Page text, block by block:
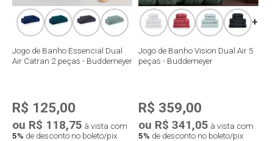
Jogo de Banho Essencial Dual
Air Catran 2 peças - Buddemeyer
R$ 125,00
ou R$ 118,75 à vista com
5% de desconto no boleto/pix
+
Jogo de Banho Vision Dual Air 5
peças - Buddemeyer
R$ 359,00
ou R$ 341,05 à vista com
5% de desconto no boleto/pix